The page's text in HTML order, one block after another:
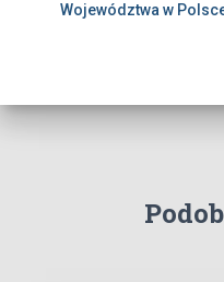
Województwa w